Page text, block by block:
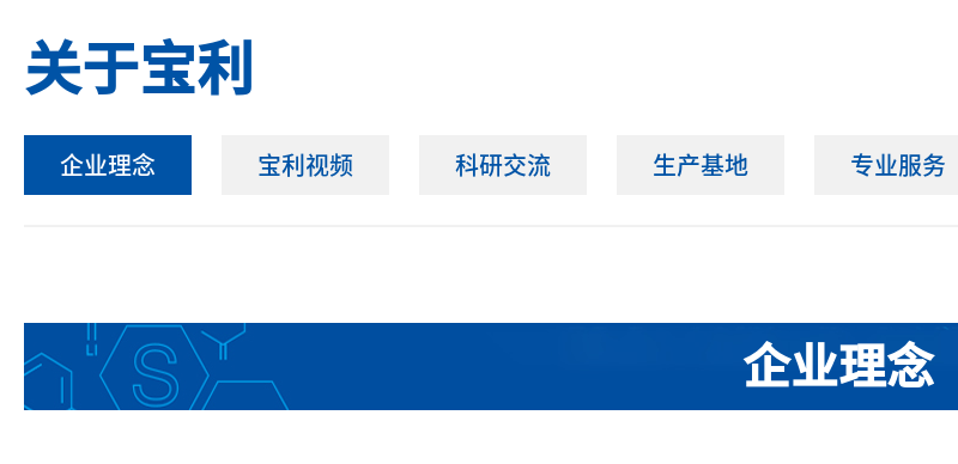
关于宝利
企业理念 宝利视频 科研交流 生产基地 专业服务
企业理念